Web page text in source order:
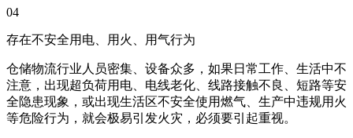
04
存在不安全用电、用火、用气行为
仓储物流行业人员密集、设备众多，如果日常工作、生活中不
注意，出现超负荷用电、电线老化、线路接触不良、短路等安
全隐患现象，或出现生活区不安全使用燃气、生产中违规用火
等危险行为，就会极易引发火灾，必须要引起重视。